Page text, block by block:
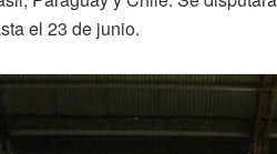
el 23 de junio.